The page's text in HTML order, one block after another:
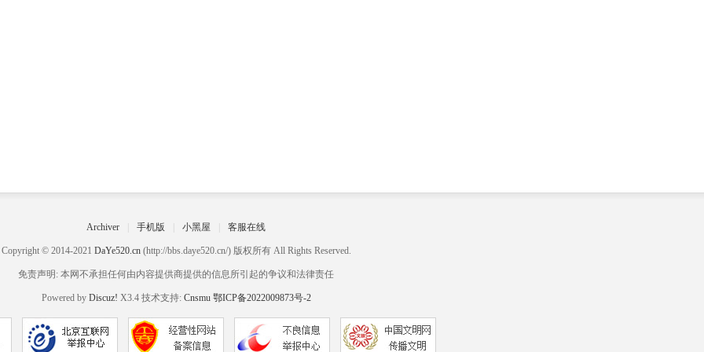
Archiver 手机版 小黑屋 客服在线
Copyright © 2014-2021 DaYe520.cn(http://bbs.daye520.cn/) 版权所有 All Rights Reserved.
免责声明: 本网不承担任何由内容提供商提供的信息所引起的争议和法律责任
Powered by Discuz! X3.4 技术支持: Cnsmu 鄂ICP备2022009873号-2